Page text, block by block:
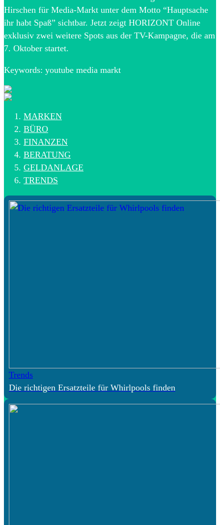
Hirschen für Media-Markt unter dem Motto “Hauptsache
ihr habt Spaß” sichtbar. Jetzt zeigt HORIZONT Online
exklusiv zwei weitere Spots aus der TV-Kampagne, die am
7. Oktober startet.
Keywords: youtube media markt
MARKEN
BÜRO
FINANZEN
BERATUNG
GELDANLAGE
TRENDS
Trends
Die richtigen Ersatzteile für Whirlpools finden